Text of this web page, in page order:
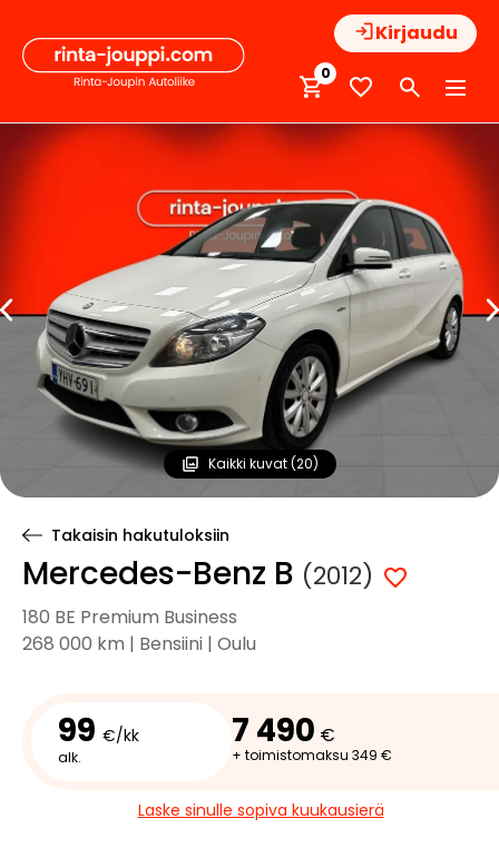
sisältöön
Kirjaudu
0
Kaikki kuvat (20)
Takaisin hakutuloksiin
Mercedes-Benz B (2012)
180 BE Premium Business
268 000 km | Bensiini | Oulu
99 €/kk
alk.
7 490 €
+ toimistomaksu 349 €
Laske sinulle sopiva kuukausierä